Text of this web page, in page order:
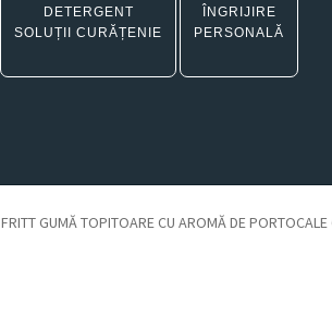
DETERGENT
SOLUȚII CURĂȚENIE
ÎNGRIJIRE
PERSONALĂ
FRITT GUMĂ TOPITOARE CU AROMĂ DE